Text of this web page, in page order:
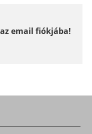
email fiókjába!